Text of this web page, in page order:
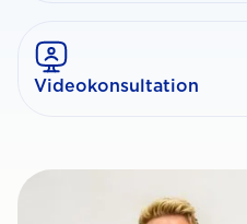
Videokonsultation